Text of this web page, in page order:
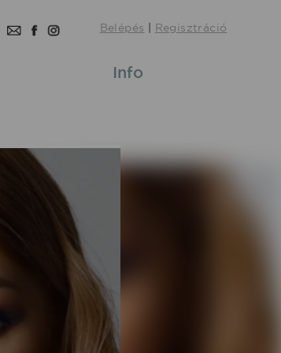
Belépés | Regisztráció
Info